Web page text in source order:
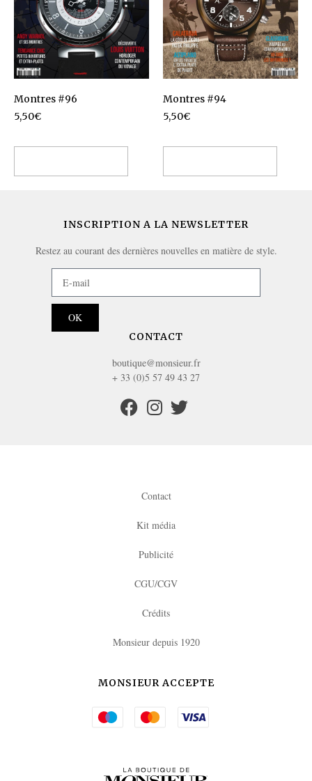
Montres #96
5,50€
Montres #94
5,50€
INSCRIPTION A LA NEWSLETTER
Restez au courant des dernières nouvelles en matière de style.
OK
CONTACT
boutique@monsieur.fr
+ 33 (0)5 57 49 43 27
Contact
Kit média
Publicité
CGU/CGV
Crédits
Monsieur depuis 1920
MONSIEUR ACCEPTE